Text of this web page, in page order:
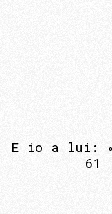
E io a lui:
61